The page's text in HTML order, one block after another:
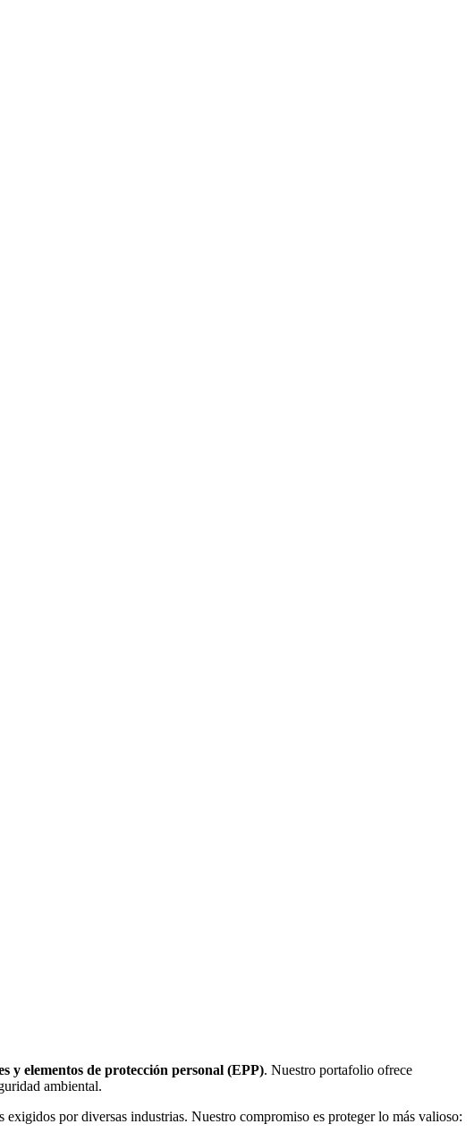
y elementos de protección personal (EPP). Nuestro portafolio ofrece
ambiental.
exigidos por diversas industrias. Nuestro compromiso es proteger lo más valioso: